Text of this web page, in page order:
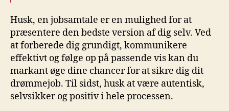
Husk, en jobsamtale er en mulighed for at
præsentere den bedste version af dig selv. Ved
at forberede dig grundigt, kommunikere
effektivt og følge op på passende vis kan du
markant øge dine chancer for at sikre dig dit
drømmejob. Til sidst, husk at være autentisk,
selvsikker og positiv i hele processen.